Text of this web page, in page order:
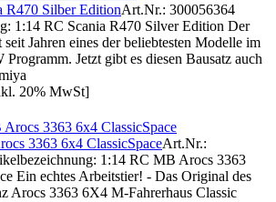
R470 Silber EditionArt.Nr.: 300056364
1:14 RC Scania R470 Silver Edition Der
seit Jahren eines der beliebtesten Modelle im
Jetzt gibt es diesen Bausatz auch
20% MwSt]
3363 6x4 ClassicSpaceArt.Nr.:
1:14 RC MB Arocs 3363
Ein echtes Arbeitstier! - Das Original des
Arocs 3363 6X4 M-Fahrerhaus Classic